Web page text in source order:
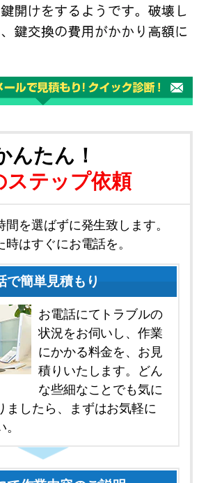
んたん！
ステップ依頼
を選ばずに発生致します。
時はすぐにお電話を。
で簡単見積もり
お電話にてトラブルの
状況をお伺いし、作業
にかかる料金を、お見
積りいたします。どん
な些細なことでも気に
ましたら、まずはお気軽に